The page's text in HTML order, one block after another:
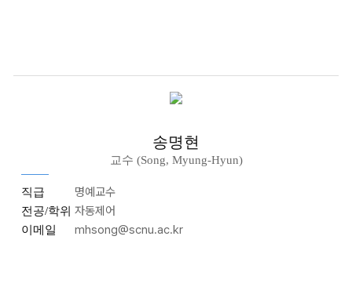
송명현
교수 (Song, Myung-Hyun)
직급 명예교수
전공/학위 자동제어
이메일 mhsong@scnu.ac.kr